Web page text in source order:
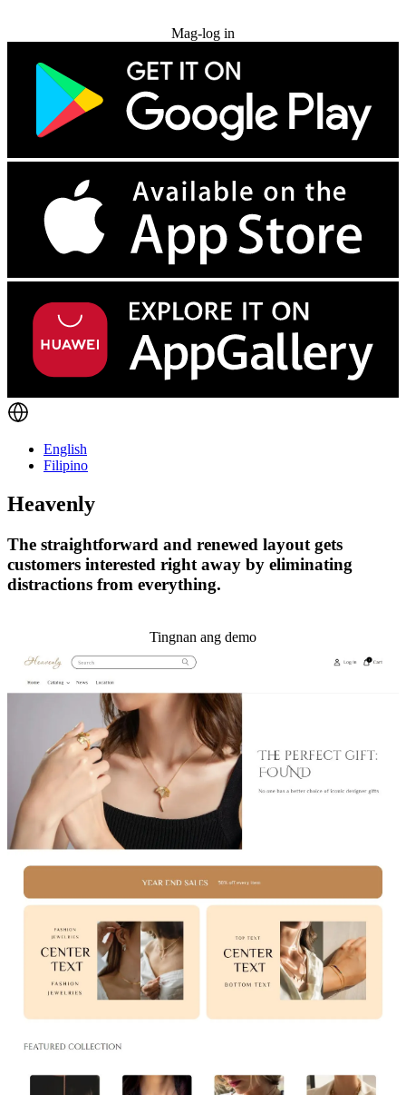
Mag-log in
English
Filipino
Heavenly
The straightforward and renewed layout gets
customers interested right away by eliminating
distractions from everything.
Tingnan ang demo